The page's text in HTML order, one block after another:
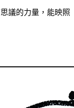
議的力量，能映照